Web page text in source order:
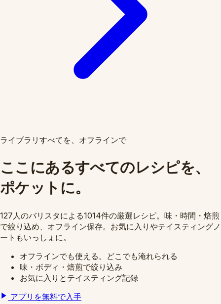
ライブラリすべてを、オフラインで
ここにあるすべてのレシピを、
ポケットに。
127人のバリスタによる1014件の厳選レシピ。味・時間・焙煎
で絞り込め、オフライン保存。お気に入りやテイスティングノ
ートもいっしょに。
オフラインでも使える。どこでも淹れられる
味・ボディ・焙煎で絞り込み
お気に入りとテイスティング記録
アプリを無料で入手